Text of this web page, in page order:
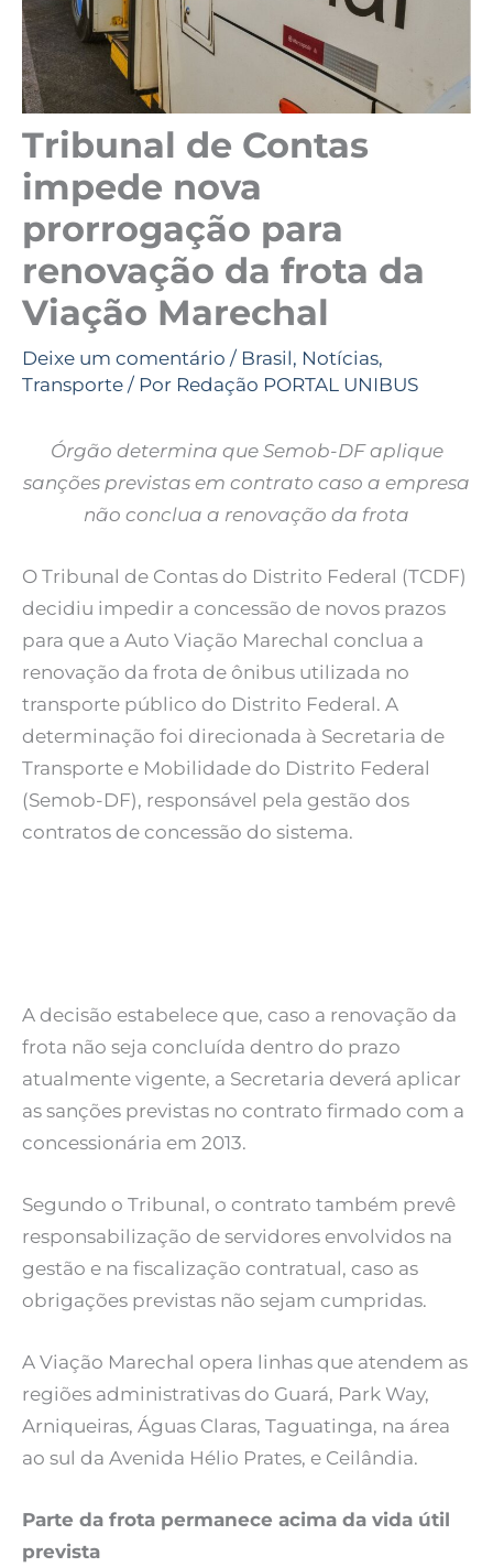
Tribunal de Contas
impede nova
prorrogação para
renovação da frota da
Viação Marechal
Deixe um comentário / Brasil, Notícias,
Transporte / Por Redação PORTAL UNIBUS
Órgão determina que Semob-DF aplique
sanções previstas em contrato caso a empresa
não conclua a renovação da frota
O Tribunal de Contas do Distrito Federal (TCDF)
decidiu impedir a concessão de novos prazos
para que a Auto Viação Marechal conclua a
renovação da frota de ônibus utilizada no
transporte público do Distrito Federal. A
determinação foi direcionada à Secretaria de
Transporte e Mobilidade do Distrito Federal
(Semob-DF), responsável pela gestão dos
contratos de concessão do sistema.
A decisão estabelece que, caso a renovação da
frota não seja concluída dentro do prazo
atualmente vigente, a Secretaria deverá aplicar
as sanções previstas no contrato firmado com a
concessionária em 2013.
Segundo o Tribunal, o contrato também prevê
responsabilização de servidores envolvidos na
gestão e na fiscalização contratual, caso as
obrigações previstas não sejam cumpridas.
A Viação Marechal opera linhas que atendem as
regiões administrativas do Guará, Park Way,
Arniqueiras, Águas Claras, Taguatinga, na área
ao sul da Avenida Hélio Prates, e Ceilândia.
Parte da frota permanece acima da vida útil
prevista